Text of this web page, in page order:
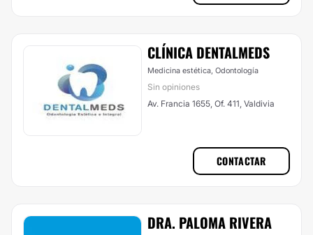
CLÍNICA DENTALMEDS
Medicina estética, Odontología
Sin opiniones
Av. Francia 1655, Of. 411, Valdivia
CONTACTAR
DRA. PALOMA RIVERA